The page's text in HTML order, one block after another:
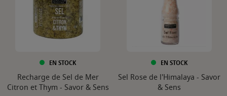
EN STOCK
Recharge de Sel de Mer
Citron et Thym - Savor & Sens
EN STOCK
Sel Rose de l'Himalaya - Savor
& Sens